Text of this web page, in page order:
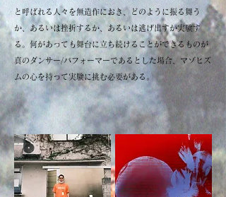
と呼ばれる人々を無造作におき、どのように振る舞う
か、あるいは挫折するか、あるいは逃げ出すか実験す
る。何があっても舞台に立ち続けることができるものが
真のダンサー/パフォーマーであるとした場合、マゾヒズ
ムの心を持って実験に挑む必要がある。